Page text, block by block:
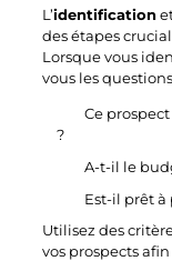
L’identification
des étapes
Lorsque vous
vous les
Ce
?
A-t-il le
Est-il prêt à
Utilisez des
vos prospects